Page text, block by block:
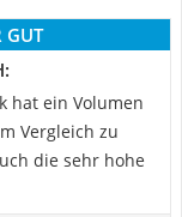
GUT
hat ein Volumen
Vergleich zu
die sehr hohe